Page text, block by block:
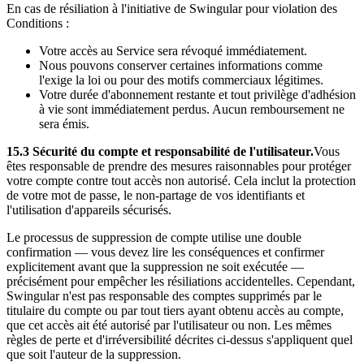
En cas de résiliation à l'initiative de Swingular pour violation des
Conditions :
Votre accès au Service sera révoqué immédiatement.
Nous pouvons conserver certaines informations comme
l'exige la loi ou pour des motifs commerciaux légitimes.
Votre durée d'abonnement restante et tout privilège d'adhésion
à vie sont immédiatement perdus. Aucun remboursement ne
sera émis.
15.3 Sécurité du compte et responsabilité de l'utilisateur.Vous
êtes responsable de prendre des mesures raisonnables pour protéger
votre compte contre tout accès non autorisé. Cela inclut la protection
de votre mot de passe, le non-partage de vos identifiants et
l'utilisation d'appareils sécurisés.
Le processus de suppression de compte utilise une double
confirmation — vous devez lire les conséquences et confirmer
explicitement avant que la suppression ne soit exécutée —
précisément pour empêcher les résiliations accidentelles. Cependant,
Swingular n'est pas responsable des comptes supprimés par le
titulaire du compte ou par tout tiers ayant obtenu accès au compte,
que cet accès ait été autorisé par l'utilisateur ou non. Les mêmes
règles de perte et d'irréversibilité décrites ci-dessus s'appliquent quel
que soit l'auteur de la suppression.